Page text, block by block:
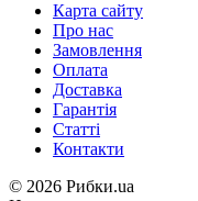
Карта сайту
Про нас
Замовлення
Оплата
Доставка
Гарантія
Статті
Контакти
© 2026 Рибки.ua